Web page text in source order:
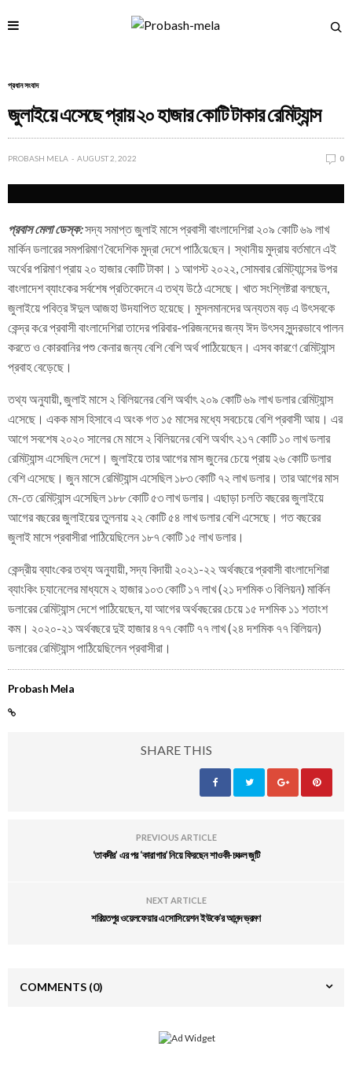
প্রধান সংবাদ
জুলাইয়ে এসেছে প্রায় ২০ হাজার কোটি টাকার রেমিট্যান্স
PROBASH MELA AUGUST 2, 2022 0
প্রবাস মেলা ডেস্ক:সদ্য সমাপ্ত জুলাই মাসে প্রবাসী বাংলাদেশিরা ২০৯ কো‌টি ৬৯ লাখ
মার্কিন ডলারের সমপরিমাণ বৈদেশিক মুদ্রা দেশে পা‌ঠি‌য়ে‌ছেন। স্থানীয় মুদ্রায় বর্তমানে এই
অর্থের পরিমাণ প্রায় ২০ হাজার কোটি টাকা। ১ আগস্ট ২০২২, সোমবার রেমিট্যান্সের উপর
বাংলাদেশ ব্যাংকের সর্বশেষ প্রতিবেদনে এ তথ্য উঠে এসেছে। খাত সংশ্লিষ্টরা বলছেন,
জুলাইয়ে পবিত্র ঈদুল আজহা উদযাপিত হয়েছে। মুসলমানদের অন্যতম বড় এ উৎসবকে
কেন্দ্র ক‌রে প্রবাসী বাংলাদেশিরা তাদের পরিবার-পরিজনদের জন্য ঈদ উৎসব সুন্দরভাবে পালন
করতে ও কোরবানির পশু কেনার জন্য বেশি বেশি অর্থ পাঠিয়েছেন। এসব কারণে রেমিট্যান্স
প্রবাহ বেড়েছে।
তথ্য অনুযায়ী, জুলাই মাসে ২ বিলিয়নের বেশি অর্থাৎ ২০৯ কোটি ৬৯ লাখ ডলার রেমিট্যান্স
এসেছে। একক মাস হিসাবে এ অংক গত ১৫ মাসের মধ্যে সবচেয়ে বেশি প্রবাসী আয়। এর
আগে সবশেষ ২০২০ সালের মে মাসে ২ বিলিয়নের বেশি অর্থাৎ ২১৭ কোটি ১০ লাখ ডলার
রেমিট্যান্স এসেছিল দেশে। জুলাইয়ে তার আগের মাস জুনের চেয়ে প্রায় ২৬ কোটি ডলার
বেশি এসেছে। জুন মাসে রেমিট্যান্স এসেছিল ১৮৩ কোটি ৭২ লাখ ডলার। তার আগের মাস
মে-তে রেমিট্যান্স এসেছিল ১৮৮ কোটি ৫৩ লাখ ডলার। এছাড়া চলতি বছরের জুলাইয়ে
আগের বছরের জুলাইয়ের তুলনায় ২২ কোটি ৫৪ লাখ ডলার বেশি এসেছে। গত বছরের
জুলাই মাসে প্রবাসীরা পাঠিয়েছিলেন ১৮৭ কোটি ১৫ লাখ ডলার।
কেন্দ্রীয় ব্যাং‌কের তথ্য অনুযায়ী, সদ্য বিদায়ী ২০২১-২২ অর্থবছরে প্রবাসী বাংলাদেশিরা
ব্যাংকিং চ্যানেলের মাধ্যমে ২ হাজার ১০৩ কোটি ১৭ লাখ (২১ দশমিক ৩ বিলিয়ন) মার্কিন
ডলারের রেমিট্যান্স দেশে পাঠিয়েছেন, যা আগের অর্থবছরের চেয়ে ১৫ দশমিক ১১ শতাংশ
কম। ২০২০-২১ অর্থবছরে দুই হাজার ৪৭৭ কোটি ৭৭ লাখ (২৪ দশমিক ৭৭ বিলিয়ন)
ডলারের রেমিট্যান্স পাঠিয়েছিলেন প্রবাসীরা।
Probash Mela
SHARE THIS
PREVIOUS ARTICLE
‘তাকদীর’ এর পর ‘কারাগার’ নিয়ে ফিরছেন শাওকী-চঞ্চল জুটি
NEXT ARTICLE
শরিয়তপুর ওয়েলফেয়ার এসোসিয়েশন ইউকে’র আনন্দ ভ্রমণ
COMMENTS (0)